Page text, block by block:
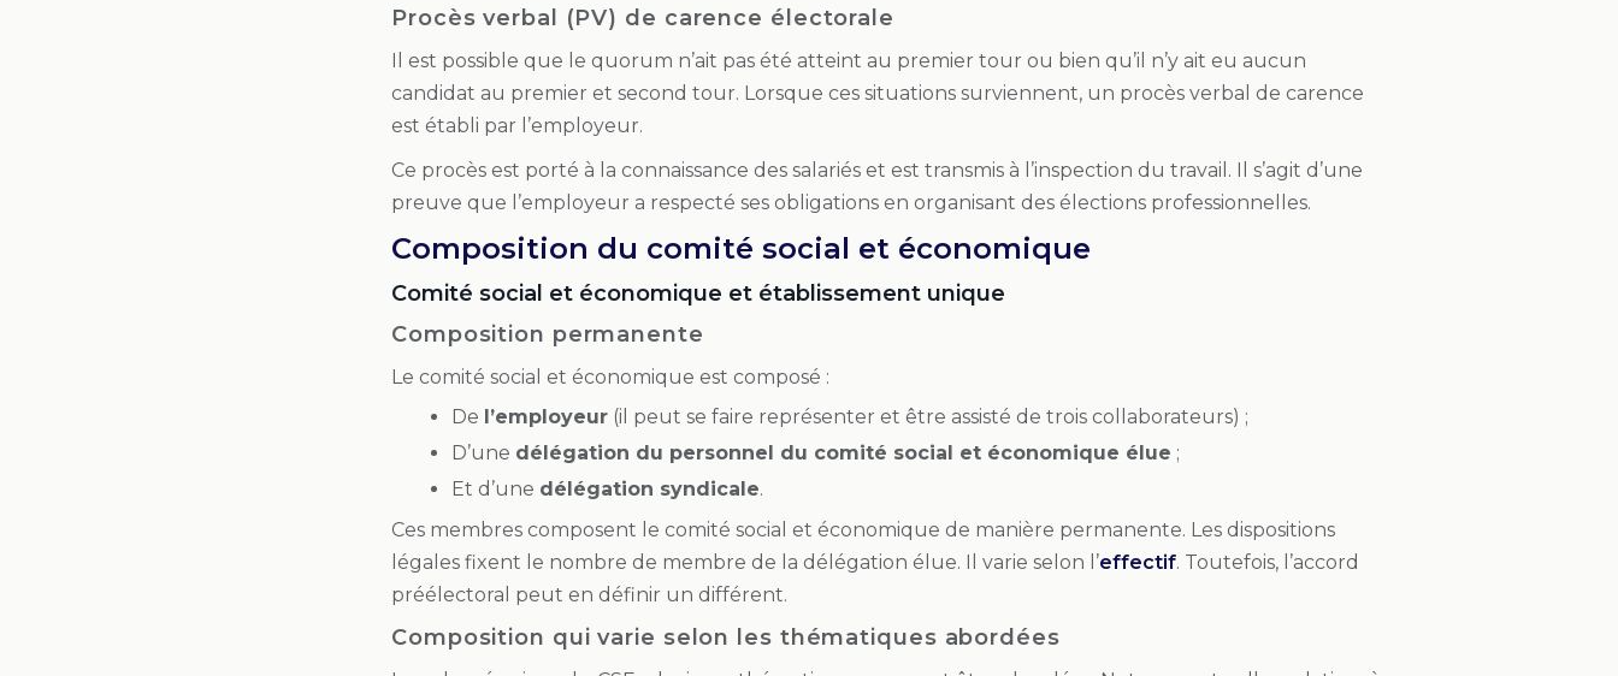
Procès verbal (PV) de carence électorale
Il est possible que le quorum n’ait pas été atteint au premier tour ou bien qu’il n’y ait eu aucun
candidat au premier et second tour. Lorsque ces situations surviennent, un procès verbal de carence
est établi par l’employeur.
Ce procès est porté à la connaissance des salariés et est transmis à l’inspection du travail. Il s’agit d’une
preuve que l’employeur a respecté ses obligations en organisant des élections professionnelles.
Composition du comité social et économique
Comité social et économique et établissement unique
Composition permanente
Le comité social et économique est composé :
De l’employeur (il peut se faire représenter et être assisté de trois collaborateurs) ;
D’une délégation du personnel du comité social et économique élue ;
Et d’une délégation syndicale.
Ces membres composent le comité social et économique de manière permanente. Les dispositions
légales fixent le nombre de membre de la délégation élue. Il varie selon l’effectif. Toutefois, l’accord
préélectoral peut en définir un différent.
Composition qui varie selon les thématiques abordées